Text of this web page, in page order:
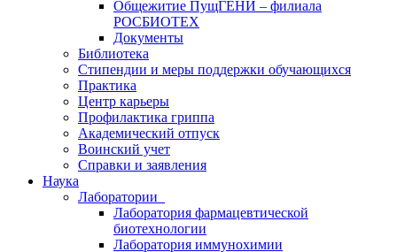
Общежитие ПущГЕНИ – филиала
РОСБИОТЕХ
Документы
Библиотека
Стипендии и меры поддержки обучающихся
Практика
Центр карьеры
Профилактика гриппа
Академический отпуск
Воинский учет
Справки и заявления
Наука
Лаборатории
Лаборатория фармацевтической
биотехнологии
Лаборатория иммунохимии